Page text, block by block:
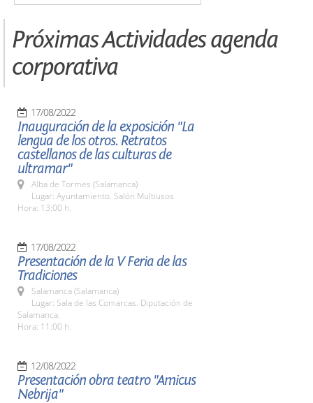
Próximas Actividades agenda
corporativa
17/08/2022
Inauguración de la exposición "La
lengua de los otros. Retratos
castellanos de las culturas de
ultramar"
Alba de Tormes (Salamanca)
Lugar: Ayuntamiento. Salón Multiusos
Hora: 13:00 h.
17/08/2022
Presentación de la V Feria de las
Tradiciones
Salamanca (Salamanca)
Lugar: Sala de las Comarcas. Diputación de
Salamanca.
Hora: 11:00 h.
12/08/2022
Presentación obra teatro "Amicus
Nebrija"